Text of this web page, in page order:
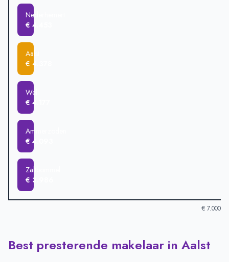
Nederhemert
€ 4.453
Aalst
€ 4.378
Well
€ 4.177
Ammerzoden
€ 4.093
Zaltbommel
€ 3.986
€ 7.000
Verkoopprijzen in andere plaatsen per m2-Afgelopen 3
Plaats
Best presterende makelaar in Aalst